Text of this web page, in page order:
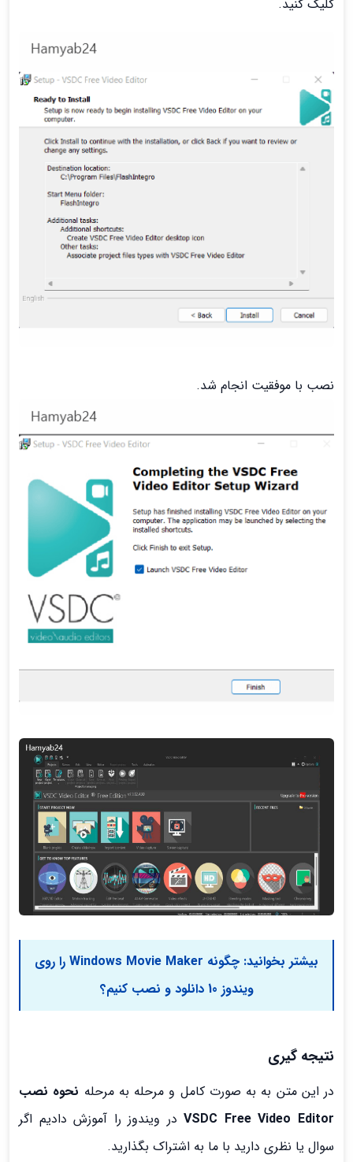
کلیک کنید.
نصب با موفقیت انجام شد.
بیشتر بخوانید:
چگونه Windows Movie Maker را روی
ویندوز 10 دانلود و نصب کنیم؟
نتیجه گیری
در این متن به به صورت کامل و مرحله به مرحله نحوه نصب
VSDC Free Video Editorدر ویندوز را آموزش دادیم اگر
سوال یا نظری دارید با ما به اشتراک بگذارید.